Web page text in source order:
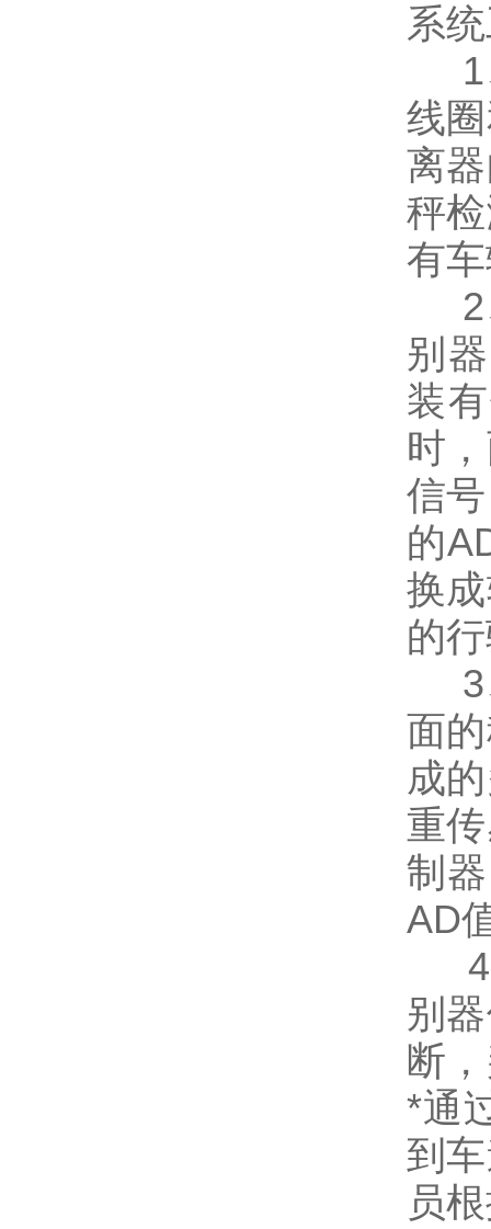
系
1
线
离
秤
有
2
别
装
时
信
的
换
的
3
面
成
重
制
AD
4
别
断
*通
到
员